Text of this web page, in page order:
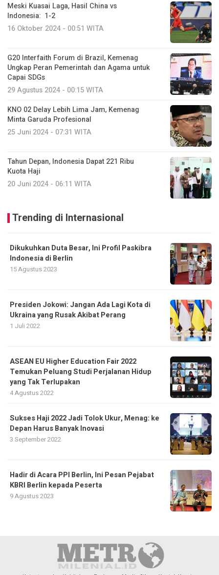
Meski Kuasai Laga, Hasil China vs
Indonesia: 1-2
16 Oktober 2024 - 00:51 WITA
G20 Interfaith Forum di Brazil, Kemenag
Ungkap Peran Pemerintah dan Agama untuk
Capai SDGs
29 Agustus 2024 - 00:15 WITA
KNO 02 Delay Lebih Lima Jam, Kemenag
Minta Garuda Profesional
25 Juni 2024 - 07:31 WITA
Tahun Depan, Indonesia Dapat 221 Ribu
Kuota Haji
20 Juni 2024 - 06:11 WITA
Trending di Internasional
Dikukuhkan Duta Besar, Ini Profil Paskibra
Indonesia di Berlin
15 Agustus 2023
Presiden Jokowi: Jangan Ada Lagi Kota di
Ukraina yang Rusak Akibat Perang
1 Juli 2022
ASEAN EU Higher Education Fair 2022
Temukan Peluang Studi Perjalanan Hidup
yang Tak Terlupakan
4 Agustus 2022
Sukses Haji 2022 Jadi Tolok Ukur, Menag: ke
Depan Harus Banyak Inovasi
3 September 2022
Hadir di Acara PPI Berlin, Ini Pesan Pejabat
KBRI Berlin kepada Peserta
9 Agustus 2023